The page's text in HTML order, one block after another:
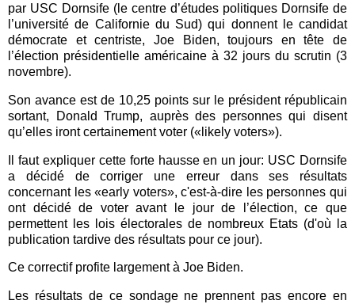
par USC Dornsife (le centre d’études politiques Dornsife de
l’université de Californie du Sud) qui donnent le candidat
démocrate et centriste, Joe Biden, toujours en tête de
l’élection présidentielle américaine à 32 jours du scrutin (3
novembre).
Son avance est de 10,25 points sur le président républicain
sortant, Donald Trump, auprès des personnes qui disent
qu’elles iront certainement voter (« likely voters»).
Il faut expliquer cette forte hausse en un jour: USC Dornsife
a décidé de corriger une erreur dans ses résultats
concernant les «early voters», c'est-à-dire les personnes qui
ont décidé de voter avant le jour de l’élection, ce que
permettent les lois électorales de nombreux Etats (d'où l a
publication tardive des résultats pour ce jour).
Ce correctif profite largement à Joe Biden.
Les résultats de ce sondage ne prennent pas encore en